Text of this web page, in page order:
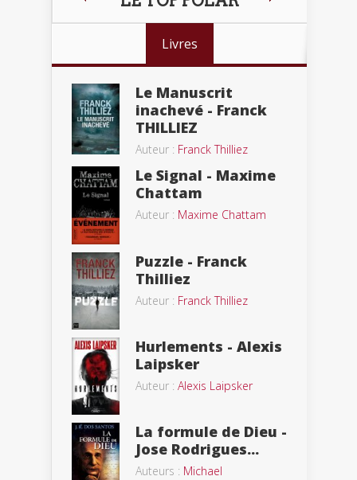
Livres
Le Manuscrit
inachevé - Franck
THILLIEZ
Auteur : Franck Thilliez
Le Signal - Maxime
Chattam
Auteur : Maxime Chattam
Puzzle - Franck
Thilliez
Auteur : Franck Thilliez
Hurlements - Alexis
Laipsker
Auteur : Alexis Laipsker
La formule de Dieu -
Jose Rodrigues...
Auteurs : Michael